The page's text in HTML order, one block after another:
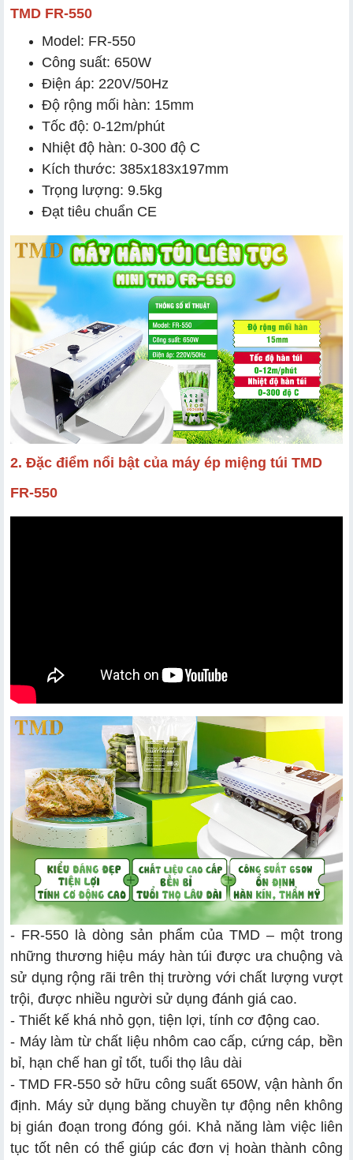
TMD FR-550
Model: FR-550
Công suất: 650W
Điện áp: 220V/50Hz
Độ rộng mối hàn: 15mm
Tốc độ: 0-12m/phút
Nhiệt độ hàn: 0-300 độ C
Kích thước: 385x183x197mm
Trọng lượng: 9.5kg
Đạt tiêu chuẩn CE
2. Đặc điểm nổi bật của máy ép miệng túi TMD
FR-550
- FR-550 là dòng sản phẩm của TMD – một trong
những thương hiệu máy hàn túi được ưa chuộng và
sử dụng rộng rãi trên thị trường với chất lượng vượt
trội, được nhiều người sử dụng đánh giá cao.
- Thiết kế khá nhỏ gọn, tiện lợi, tính cơ động cao.
- Máy làm từ chất liệu nhôm cao cấp, cứng cáp, bền
bỉ, hạn chế han gỉ tốt, tuổi thọ lâu dài
- TMD FR-550 sở hữu công suất 650W, vận hành ổn
định. Máy sử dụng băng chuyền tự động nên không
bị gián đoạn trong đóng gói. Khả năng làm việc liên
tục tốt nên có thể giúp các đơn vị hoàn thành công